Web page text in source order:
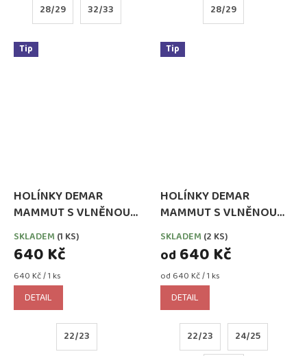
28/29 32/33 28/29
Tip
HOLÍNKY DEMAR
MAMMUT S VLNĚNOU
VLOŽKOU STŘÍBRNÉ
SKLADEM (1 KS)
640 Kč
Měrná
cena:
640 Kč / 1 ks
DETAIL
22/23
Tip
HOLÍNKY DEMAR
MAMMUT S VLNĚNOU
VLOŽKOU ŠEDÉ
SKLADEM (2 KS)
od 640 Kč
Měrná
cena:
od 640 Kč / 1 ks
DETAIL
22/23 24/25